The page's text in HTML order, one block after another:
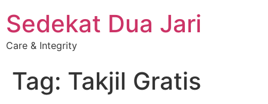
Sedekat Dua Jari
Care & Integrity
Tag: Takjil Gratis